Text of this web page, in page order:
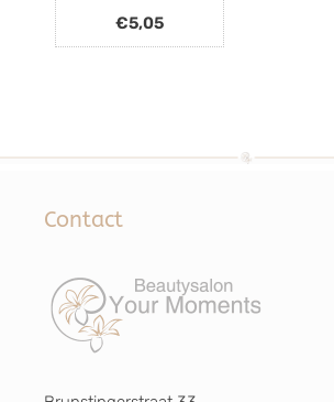
€5,05
Contact